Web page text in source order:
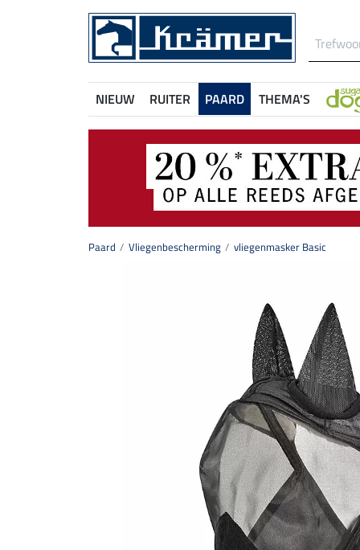
NIEUW RUITER PAARD THEMA'S
Paard Vliegenbescherming vliegenmasker Basic